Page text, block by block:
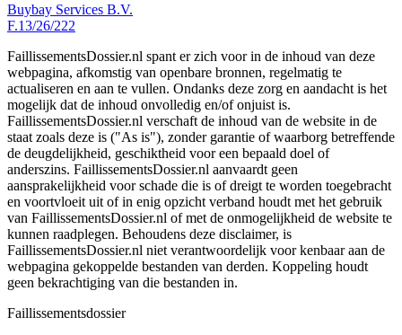
Buybay Services B.V.
F.13/26/222
FaillissementsDossier.nl spant er zich voor in de inhoud van deze
webpagina, afkomstig van openbare bronnen, regelmatig te
actualiseren en aan te vullen. Ondanks deze zorg en aandacht is het
mogelijk dat de inhoud onvolledig en/of onjuist is.
FaillissementsDossier.nl verschaft de inhoud van de website in de
staat zoals deze is ("As is"), zonder garantie of waarborg betreffende
de deugdelijkheid, geschiktheid voor een bepaald doel of
anderszins. FaillissementsDossier.nl aanvaardt geen
aansprakelijkheid voor schade die is of dreigt te worden toegebracht
en voortvloeit uit of in enig opzicht verband houdt met het gebruik
van FaillissementsDossier.nl of met de onmogelijkheid de website te
kunnen raadplegen. Behoudens deze disclaimer, is
FaillissementsDossier.nl niet verantwoordelijk voor kenbaar aan de
webpagina gekoppelde bestanden van derden. Koppeling houdt
geen bekrachtiging van die bestanden in.
Faillissementsdossier